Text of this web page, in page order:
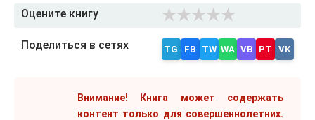
Оцените книгу
Поделиться в сетях TG FB TW WA VB PT VK
Внимание! Книга может содержать
контент только для совершеннолетних.